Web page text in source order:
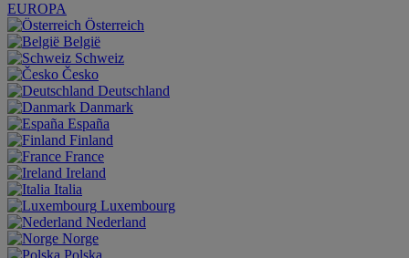
EUROPA
Österreich
België
Schweiz
Česko
Deutschland
Danmark
España
Finland
France
Ireland
Italia
Luxembourg
Nederland
Norge
Polska